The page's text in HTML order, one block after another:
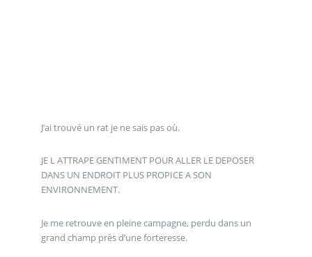
J’ai trouvé un rat je ne sais pas où.
JE L ATTRAPE GENTIMENT POUR ALLER LE DEPOSER
DANS UN ENDROIT PLUS PROPICE A SON
ENVIRONNEMENT.
Je me retrouve en pleine campagne, perdu dans un
grand champ près d’une forteresse.